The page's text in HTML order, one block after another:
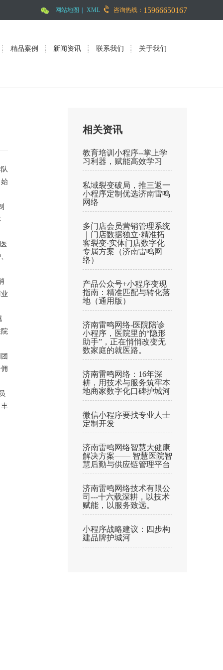
网站地图 XML 咨询热线： 15966650167
精品案例 新闻资讯 联系我们 关于我们
相关资讯
教育培训小程序--掌上学
习利器，赋能高效学习
私域裂变破局，推三返一
小程序定制优选济南雷鸣
网络
多门店会员营销管理系统
｜门店数据独立·精准拓
客裂变·实体门店数字化
专属方案（济南雷鸣网
络）
产品公众号+小程序变现
指南：精准匹配与转化落
地（通用版）
济南雷鸣网络-医院陪诊
小程序，医院里的“隐形
助手”，正在悄悄改变无
数家庭的就医路。
济南雷鸣网络：16年深
耕，用技术与服务筑牢本
地商家数字化口碑护城河
微信小程序要找专业人士
定制开发
济南雷鸣网络智慧大健康
解决方案—— 智慧医院智
慧后勤与供应链管理平台
济南雷鸣网络技术有限公
司---十六载深耕，以技术
赋能，以服务致远。
小程序战略建议：四步构
建品牌护城河